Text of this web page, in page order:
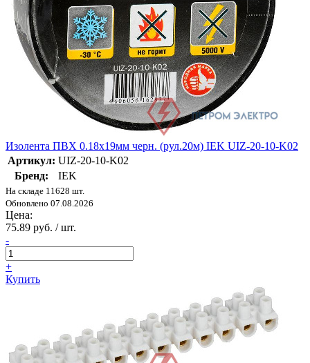
Изолента ПВХ 0.18х19мм черн. (рул.20м) IEK UIZ-20-10-K02
Артикул: UIZ-20-10-K02
Бренд:
IEK
На складе 11628 шт.
Обновлено 07.08.2026
Цена:
75.89 руб. / шт.
-
+
Купить